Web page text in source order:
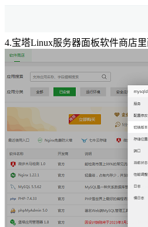
4.宝塔Linux服务器面板软件商店